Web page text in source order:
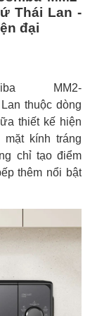
Thái Lan -
đại
MM2-
thuộc dòng
thiết kế hiện
kính tráng
chỉ tạo điểm
thêm nổi bật